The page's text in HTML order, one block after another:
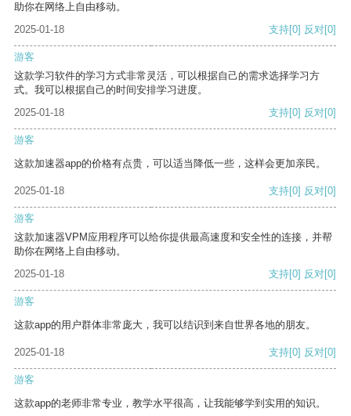
助你在网络上自由移动。
2025-01-18
支持[0] 反对[0]
游客
这款学习软件的学习方式非常灵活，可以根据自己的需求选择学习方
式。我可以根据自己的时间安排学习进度。
2025-01-18
支持[0] 反对[0]
游客
这款加速器app的价格有点贵，可以适当降低一些，这样会更加亲民。
2025-01-18 支持[0] 反对[0]
游客
这款加速器VPM应用程序可以给你提供最高速度和安全性的连接，并帮
助你在网络上自由移动。
2025-01-18
支持[0] 反对[0]
游客
这款app的用户群体非常庞大，我可以结识到来自世界各地的朋友。
2025-01-18 支持[0] 反对[0]
游客
这款app的老师非常专业，教学水平很高，让我能够学到实用的知识。